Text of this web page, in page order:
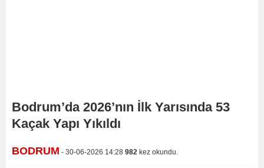
Bodrum’da 2026’nın İlk Yarısında 53
Kaçak Yapı Yıkıldı
BODRUM - 30-06-2026 14:28 982 kez okundu.